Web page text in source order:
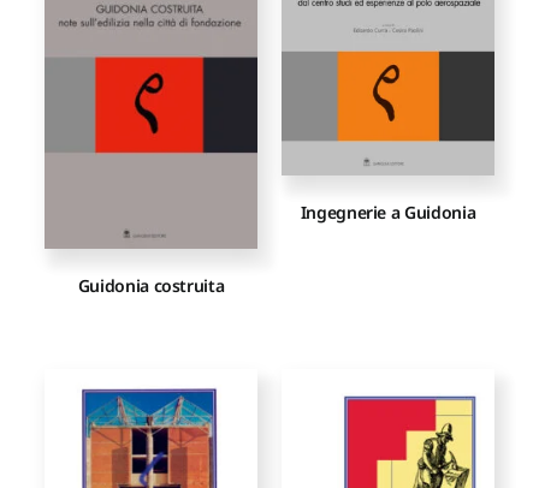
Proposte di pubblicazione
Gangemi Editore
Guidonia costruita
Ingegnerie a Guidonia